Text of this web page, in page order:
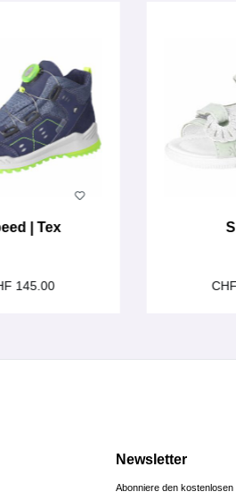
| Tex
145.00
Newsletter
Abonniere den